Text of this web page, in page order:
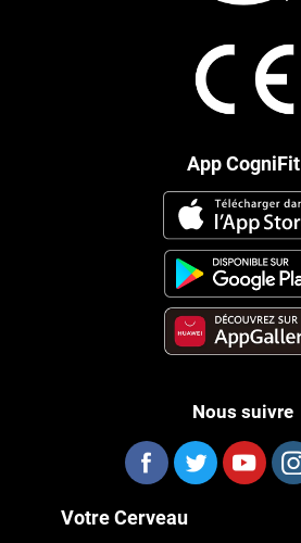
App CogniFit
Nous suivre
Votre Cerveau